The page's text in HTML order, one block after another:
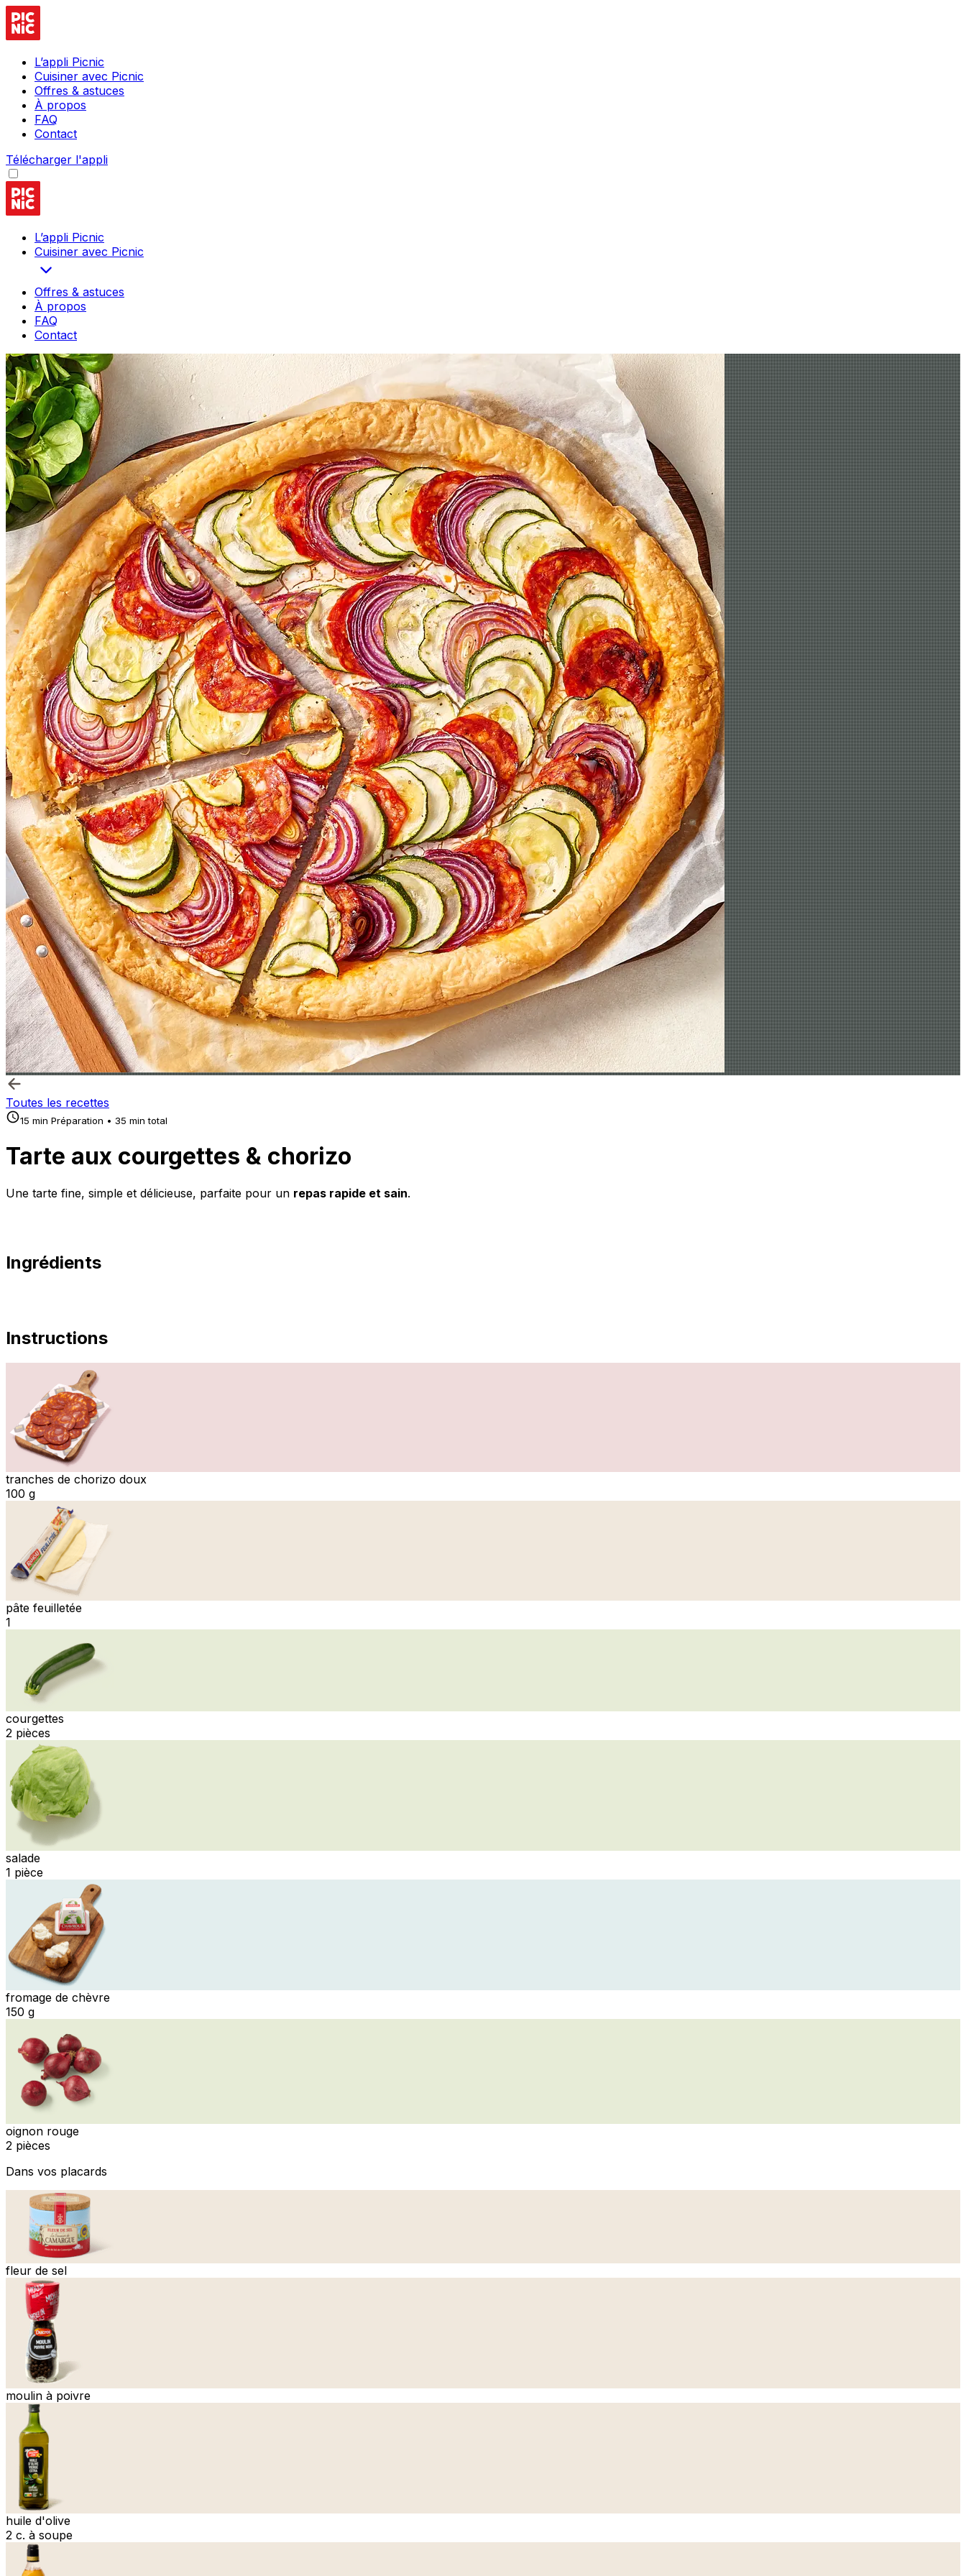
L’appli Picnic
Cuisiner avec Picnic
Offres & astuces
À propos
FAQ
Contact
Télécharger l'appli
L’appli Picnic
Cuisiner avec Picnic
Offres & astuces
À propos
FAQ
Contact
Toutes les recettes
15 min Préparation • 35 min total
Tarte aux courgettes & chorizo
Une tarte fine, simple et délicieuse, parfaite pour un repas rapide et sain.
Ingrédients
Instructions
tranches de chorizo doux
100 g
pâte feuilletée
1
courgettes
2 pièces
salade
1 pièce
fromage de chèvre
150 g
oignon rouge
2 pièces
Dans vos placards
fleur de sel
moulin à poivre
huile d'olive
2 c. à soupe